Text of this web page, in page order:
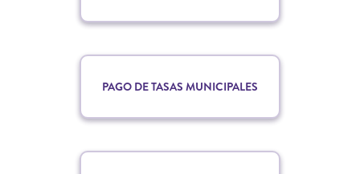
PAGO DE TASAS MUNICIPALES